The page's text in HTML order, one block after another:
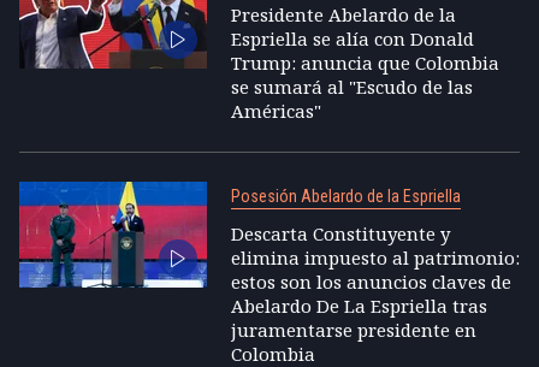
Presidente Abelardo de la
Espriella se alía con Donald
Trump: anuncia que Colombia
se sumará al "Escudo de las
Américas"
Posesión Abelardo de la Espriella
Descarta Constituyente y
elimina impuesto al patrimonio:
estos son los anuncios claves de
Abelardo De La Espriella tras
juramentarse presidente en
Colombia